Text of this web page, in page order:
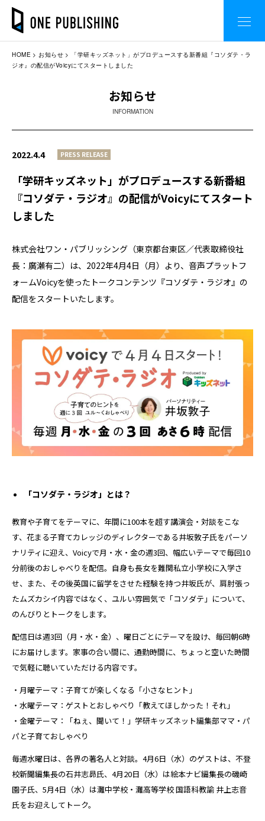
HOME お知らせ
「学研キッズネット」がプロデュースする新番組『コソダテ・ラ
ジオ』の配信がVoicyにてスタートしました
お知らせ
INFORMATION
2022.4.4 PRESS RELEASE
「学研キッズネット」がプロデュースする新番組
『コソダテ・ラジオ』の配信がVoicyにてスタート
しました
株式会社ワン・パブリッシング（東京都台東区／代表取締役社
長：廣瀬有二）は、2022年4月4日（月）より、音声プラットフ
ォームVoicyを使ったトークコンテンツ『コソダテ・ラジオ』の
配信をスタートいたします。
「コソダテ・ラジオ」とは？
教育や子育てをテーマに、年間に100本を超す講演会・対談をこな
す、花まる子育てカレッジのディレクターである井坂敦子氏をパーソ
ナリティに迎え、Voicyで月・水・金の週3回、幅広いテーマで毎回10
分前後のおしゃべりを配信。自身も長女を難関私立小学校に入学さ
せ、また、その後英国に留学をさせた経験を持つ井坂氏が、肩肘張っ
たムズカシイ内容ではなく、ユルい雰囲気で「コソダテ」について、
のんびりとトークをします。
配信日は週3回（月・水・金）、曜日ごとにテーマを設け、毎回朝6時
にお届けします。家事の合い間に、通勤時間に、ちょっと空いた時間
で気軽に聴いていただける内容です。
・月曜テーマ：子育てが楽しくなる「小さなヒント」
・水曜テーマ：ゲストとおしゃべり「教えてほしかった！それ」
・金曜テーマ：「ねぇ、聞いて！」学研キッズネット編集部ママ・パ
パと子育ておしゃべり
毎週水曜日は、各界の著名人と対談。4月6日（水）のゲストは、不登
校新聞編集長の石井志昴氏、4月20日（水）は絵本ナビ編集長の磯崎
園子氏、5月4日（水）は灘中学校・灘高等学校 国語科教諭 井上志音
氏をお迎えしてトーク。